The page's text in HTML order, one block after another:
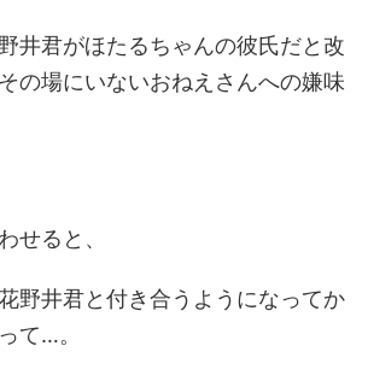
井君がほたるちゃんの彼氏だと改
の場にいないおねえさんへの嫌味
せると、
野井君と付き合うようになってか
て…。